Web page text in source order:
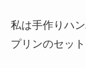
私は手作りハ
プリンのセット